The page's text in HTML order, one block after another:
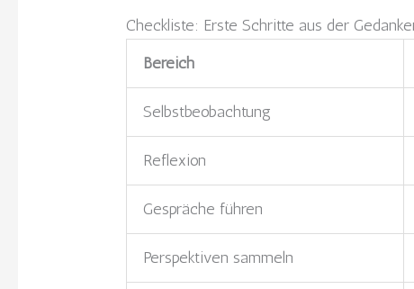
Checkliste: Erste Schritte aus der
Bereich
Selbstbeobachtung
Reflexion
Gespräche führen
Perspektiven sammeln